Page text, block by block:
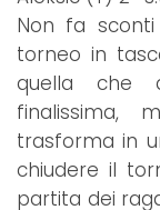
Non fa sconti
torneo in
quella che
finalissima,
trasforma in
chiudere il
partita dei